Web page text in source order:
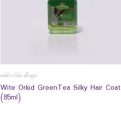
ခေါင်းလိမ်းဆီများ
Wite Orkid GreenTea Silky Hair Coat
(85ml)